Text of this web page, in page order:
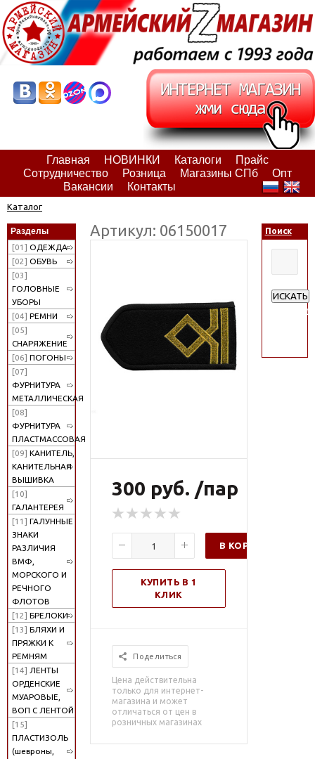
Главная НОВИНКИ Каталоги
Прайс
Сотрудничество
Розница Магазины СПб
Опт
Вакансии
Контакты
Каталог
Разделы
[01] ОДЕЖДА
[02] ОБУВЬ
[03]
ГОЛОВНЫЕ
УБОРЫ
[04] РЕМНИ
[05]
СНАРЯЖЕНИЕ
[06] ПОГОНЫ
[07]
ФУРНИТУРА
МЕТАЛЛИЧЕСКАЯ
[08]
ФУРНИТУРА
ПЛАСТМАССОВАЯ
[09] КАНИТЕЛЬ,
КАНИТЕЛЬНАЯ
ВЫШИВКА
[10]
ГАЛАНТЕРЕЯ
[11] ГАЛУННЫЕ
ЗНАКИ
РАЗЛИЧИЯ
ВМФ,
МОРСКОГО И
РЕЧНОГО
ФЛОТОВ
[12] БРЕЛОКИ
[13] БЛЯХИ И
ПРЯЖКИ К
РЕМНЯМ
[14] ЛЕНТЫ
ОРДЕНСКИЕ
МУАРОВЫЕ,
ВОП С ЛЕНТОЙ
[15]
ПЛАСТИЗОЛЬ
(шевроны,
Артикул: 06150017
300 руб. /пар
В КОРЗИНУ
КУПИТЬ В 1
КЛИК
Поделиться
Цена действительна
только для интернет-
магазина и может
отличаться от цен в
розничных магазинах
Поиск
ИСКАТЬ